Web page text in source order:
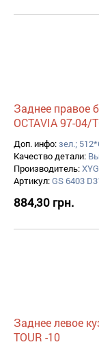
Заднее правое
OCTAVIA 97-04/
Доп. инфо:зел.;
Качество детали:
Производитель:XYG
Артикул:GS 6403
884,30 грн.
Заднее левое
TOUR -10